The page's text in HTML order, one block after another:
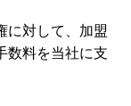
に対して、加盟
数料を当社に支